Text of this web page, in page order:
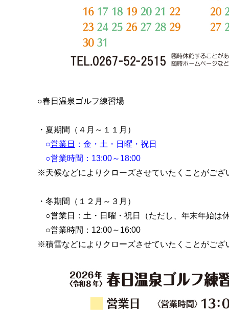
○春日温泉ゴルフ練習場
・夏期間（４月～１１月）
○営業日
：金・土・日曜・祝日
○営業時間：13:00～18:00
※天候などによりクローズさせていたくことがござ
・冬期間（１２月～３月）
○営業日：土・日曜・祝日（ただし、年末年始は
○営業時間：12:00～16:00
※積雪などによりクローズさせていたくことがござ